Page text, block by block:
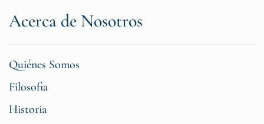
Acerca de Nosotros
Quiénes Somos
Filosofia
Historia